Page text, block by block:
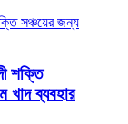
শক্তি
খাদ ব্যবহার